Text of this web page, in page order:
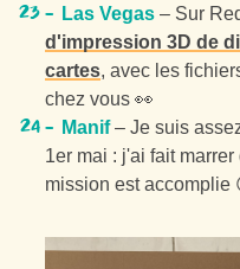
Las Vegas – Sur
d'impression 3D de
cartes, avec les
chez vous 👀
Manif– Je suis
1er mai : j'ai fait
mission est accomplie